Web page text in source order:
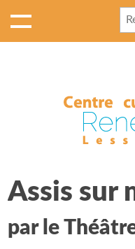
Assis sur
par le